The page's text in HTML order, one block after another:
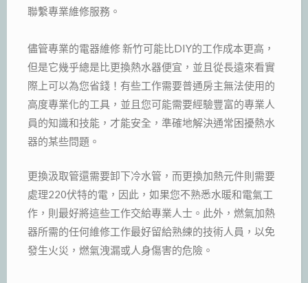
聯繫專業維修服務。
儘管專業的電器維修 新竹可能比DIY的工作成本更高，
但是它幾乎總是比更換熱水器便宜，並且從長遠來看實
際上可以為您省錢！有些工作需要普通房主無法使用的
高度專業化的工具，並且您可能需要經驗豐富的專業人
員的知識和技能，才能安全，準確地解決通常困擾熱水
器的某些問題。
更換汲取管還需要卸下冷水管，而更換加熱元件則需要
處理220伏特的電，因此，如果您不熟悉水暖和電氣工
作，則最好將這些工作交給專業人士。此外，燃氣加熱
器所需的任何維修工作最好留給熟練的技術人員，以免
發生火災，燃氣洩漏或人身傷害的危險。